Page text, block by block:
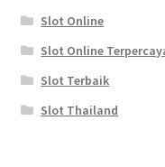
Slot Online
Slot Online
Slot Terbaik
Slot Thailand